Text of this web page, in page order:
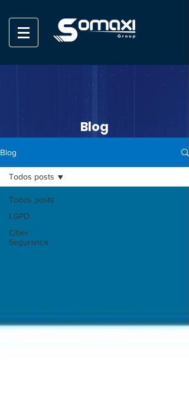
Blog
Blog
Todos posts
LGPD
Ciber
Seguranca
Todos posts